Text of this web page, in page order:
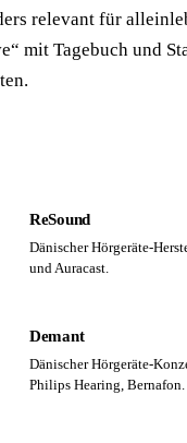
relevant für
mit Tagebuch und
ReSound
Dänischer Hörgeräte-
und Auracast.
Demant
Dänischer Hörgeräte-
Philips Hearing, Bernafon.